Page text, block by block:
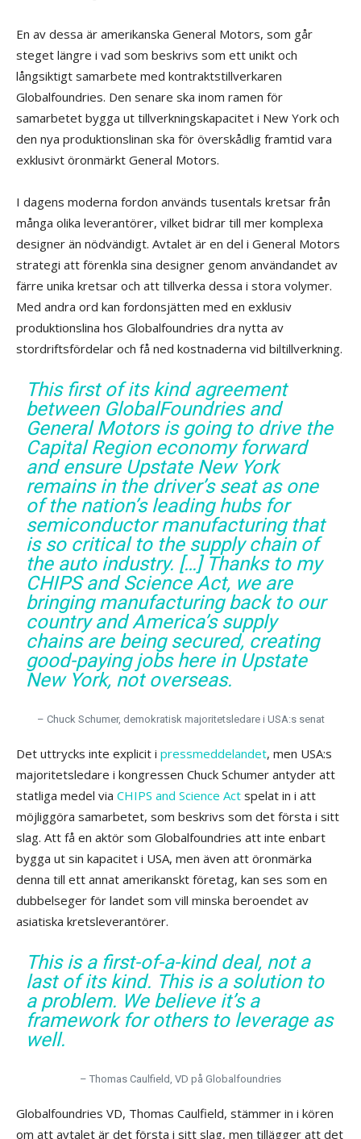
En av dessa är amerikanska General Motors, som går
steget längre i vad som beskrivs som ett unikt och
långsiktigt samarbete med kontraktstillverkaren
Globalfoundries. Den senare ska inom ramen för
samarbetet bygga ut tillverkningskapacitet i New York och
den nya produktionslinan ska för överskådlig framtid vara
exklusivt öronmärkt General Motors.
I dagens moderna fordon används tusentals kretsar från
många olika leverantörer, vilket bidrar till mer komplexa
designer än nödvändigt. Avtalet är en del i General Motors
strategi att förenkla sina designer genom användandet av
färre unika kretsar och att tillverka dessa i stora volymer.
Med andra ord kan fordonsjätten med en exklusiv
produktionslina hos Globalfoundries dra nytta av
stordriftsfördelar och få ned kostnaderna vid biltillverkning.
This first of its kind agreement
between GlobalFoundries and
General Motors is going to drive the
Capital Region economy forward
and ensure Upstate New York
remains in the driver’s seat as one
of the nation’s leading hubs for
semiconductor manufacturing that
is so critical to the supply chain of
the auto industry. […] Thanks to my
CHIPS and Science Act, we are
bringing manufacturing back to our
country and America’s supply
chains are being secured, creating
good-paying jobs here in Upstate
New York, not overseas.
– Chuck Schumer, demokratisk majoritetsledare i USA:s senat
Det uttrycks inte explicit i pressmeddelandet, men USA:s
majoritetsledare i kongressen Chuck Schumer antyder att
statliga medel via CHIPS and Science Act spelat in i att
möjliggöra samarbetet, som beskrivs som det första i sitt
slag. Att få en aktör som Globalfoundries att inte enbart
bygga ut sin kapacitet i USA, men även att öronmärka
denna till ett annat amerikanskt företag, kan ses som en
dubbelseger för landet som vill minska beroendet av
asiatiska kretsleverantörer.
This is a first-of-a-kind deal, not a
last of its kind. This is a solution to
a problem. We believe it’s a
framework for others to leverage as
well.
– Thomas Caulfield, VD på Globalfoundries
Globalfoundries VD, Thomas Caulfield, stämmer in i kören
om att avtalet är det första i sitt slag, men tillägger att det